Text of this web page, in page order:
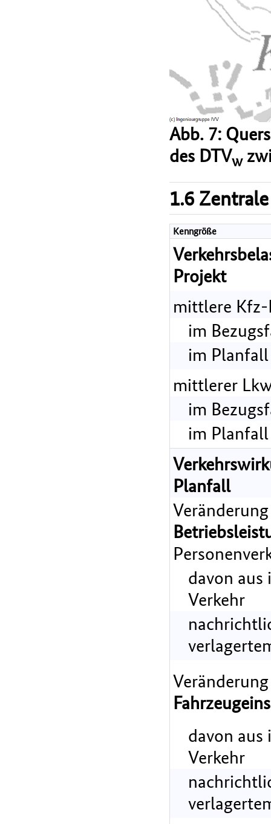
Abb. 7:
des DTVw
1.6
Kenngröße
Projekt
mittlere
im
im Planfall
mittlerer
im
im Planfall
Planfall
davon
Verkehr
davon
Verkehr